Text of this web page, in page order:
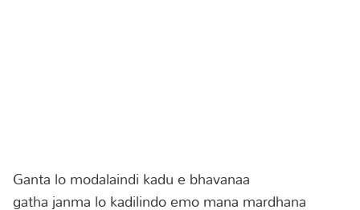
Ganta lo modalaindi kadu e bhavanaa
gatha janma lo kadilindo emo mana mardhana